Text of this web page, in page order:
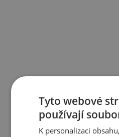
ČLÁNKY
Tyto webové
používají
K personalizaci